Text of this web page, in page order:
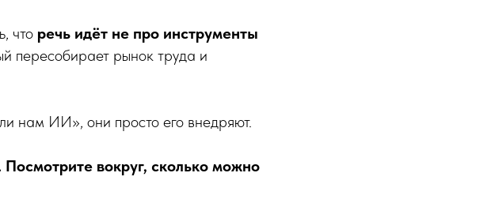
что речь идёт не про инструменты
пересобирает рынок труда и
нам ИИ», они просто его внедряют.
вокруг, сколько можно